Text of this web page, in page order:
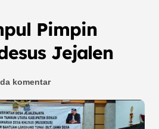
Pimpin
Jejalen
komentar